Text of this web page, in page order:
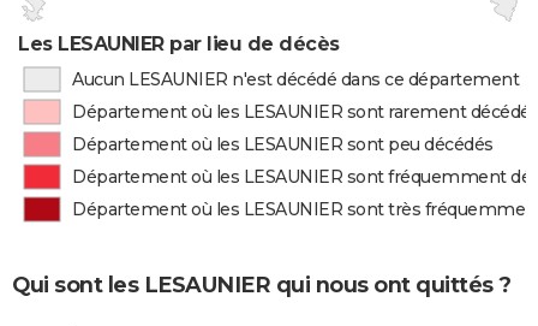
Les LESAUNIER par lieu de décès
Aucun LESAUNIER n'est décédé dans ce département
Département où les LESAUNIER sont rarement
Département où les LESAUNIER sont peu décédés
Département où les LESAUNIER sont fréquemment
Département où les LESAUNIER sont très
Qui sont les LESAUNIER qui nous ont quittés ?